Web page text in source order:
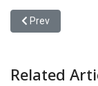
Previous article:
Prev
Related